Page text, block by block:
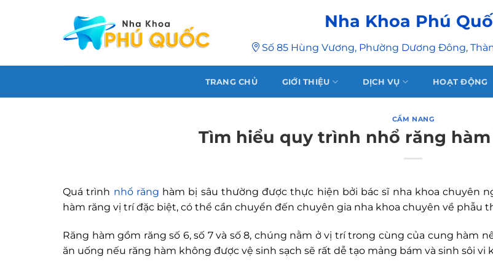
Nha Khoa Phú
Số 85 Hùng Vương, Phường Dương Đông,
TRANG CHỦ GIỚI THIỆU DỊCH VỤ HOẠT ĐỘNG
CẨM NANG
Tìm hiểu quy trình nhổ răng
Quá trình nhổ răng hàm bị sâu thường được thực hiện bởi bác sĩ nha khoa chuyên
hàm răng vị trí đặc biệt, có thể cần chuyển đến chuyên gia nha khoa chuyên về phẫu
Răng hàm gồm răng số 6, số 7 và số 8, chúng nằm ở vị trí trong cùng của cung hàm
ăn uống nếu răng hàm không được vệ sinh sạch sẽ rất dễ tạo mảng bám và sinh sôi vi